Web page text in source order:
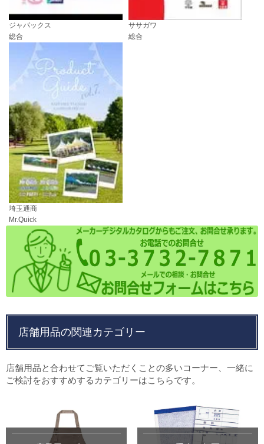
ジャパックス
総合
ササガワ
総合
埼玉通商
Mr.Quick
店舗用品の関連カテゴリー
店舗用品と合わせてご覧いただくことの多いコーナー、一緒に
ご検討をおすすめするカテゴリーはこちらです。